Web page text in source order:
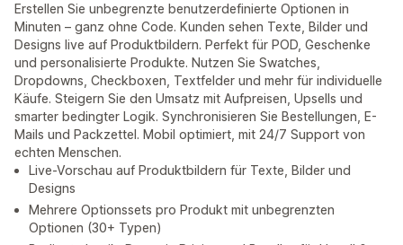
Erstellen Sie unbegrenzte benutzerdefinierte Optionen in
Minuten – ganz ohne Code. Kunden sehen Texte, Bilder und
Designs live auf Produktbildern. Perfekt für POD, Geschenke
und personalisierte Produkte. Nutzen Sie Swatches,
Dropdowns, Checkboxen, Textfelder und mehr für individuelle
Käufe. Steigern Sie den Umsatz mit Aufpreisen, Upsells und
smarter bedingter Logik. Synchronisieren Sie Bestellungen, E-
Mails und Packzettel. Mobil optimiert, mit 24/7 Support von
echten Menschen.
Live-Vorschau auf Produktbildern für Texte, Bilder und
Designs
Mehrere Optionssets pro Produkt mit unbegrenzten
Optionen (30+ Typen)